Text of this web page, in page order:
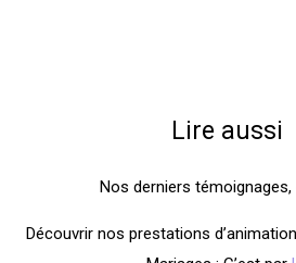
Lire aussi
Nos derniers témoignages,
Découvrir nos prestations